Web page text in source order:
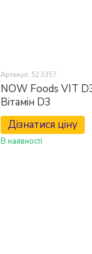
Артикул: 523357
NOW Foods VIT
Вітамін D3
Дізнатися ціну
В наявності